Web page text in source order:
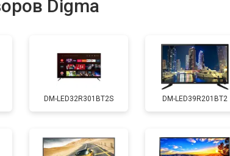
от 80 мин
от 70 мин
от 130 мин
Digma
DM-LED32R301BT2S DM-LED39R201BT2